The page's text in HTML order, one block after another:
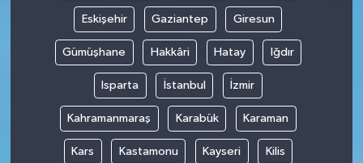
Eskişehir Gaziantep Giresun
Gümüşhane Hakkâri Hatay Iğdır
Isparta İstanbul İzmir
Kahramanmaraş Karabük Karaman
Kars Kastamonu Kayseri Kilis